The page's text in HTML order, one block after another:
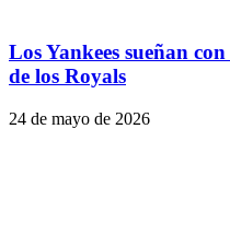
Los Yankees sueñan
de los Royals
24 de mayo de 2026